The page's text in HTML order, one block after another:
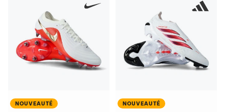
NOUVEAUTÉ NOUVEAUTÉ